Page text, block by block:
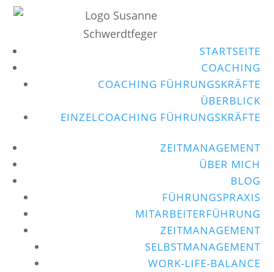
STARTSEITE
COACHING
COACHING FÜHRUNGSKRÄFTE
ÜBERBLICK
EINZELCOACHING FÜHRUNGSKRÄFTE
ZEITMANAGEMENT
ÜBER MICH
BLOG
FÜHRUNGSPRAXIS
MITARBEITERFÜHRUNG
ZEITMANAGEMENT
SELBSTMANAGEMENT
WORK-LIFE-BALANCE